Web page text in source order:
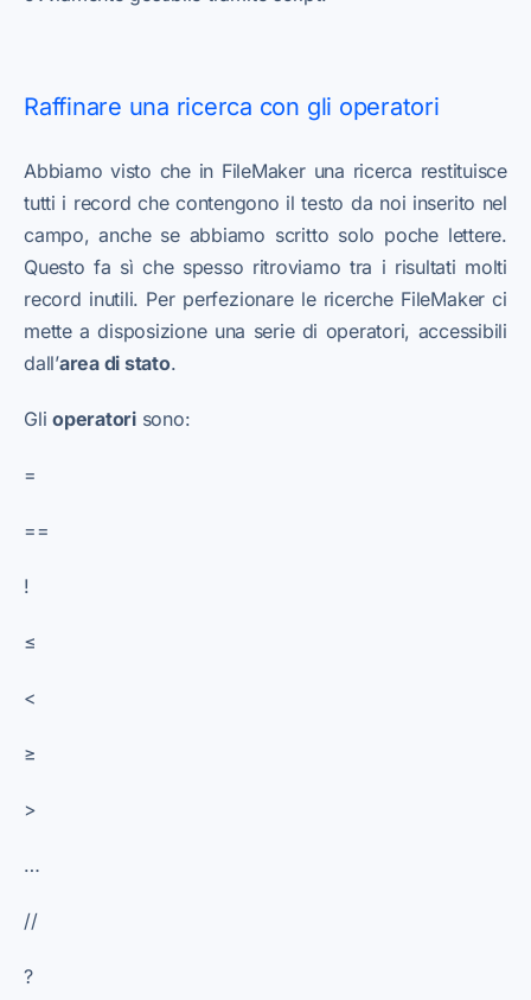
Raffinare una ricerca con gli operatori
Abbiamo visto che in FileMaker una ricerca restituisce
tutti i record che contengono il testo da noi inserito nel
campo, anche se abbiamo scritto solo poche lettere.
Questo fa sì che spesso ritroviamo tra i risultati molti
record inutili. Per perfezionare le ricerche FileMaker ci
mette a disposizione una serie di operatori, accessibili
dall’area di stato.
Glioperatorisono:
=
==
!
≤
<
≥
>
…
//
?